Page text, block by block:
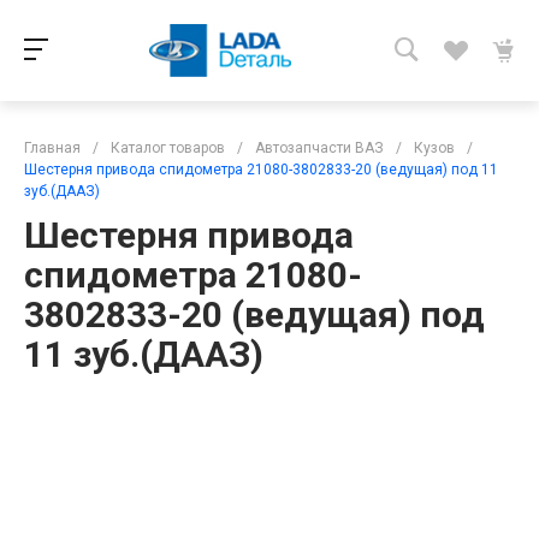
Главная / Каталог товаров / Автозапчасти ВАЗ / Кузов
/
Шестерня привода спидометра 21080-3802833-20 (ведущая) под 11
зуб.(ДААЗ)
Шестерня привода
спидометра 21080-
3802833-20 (ведущая) под
11 зуб.(ДААЗ)